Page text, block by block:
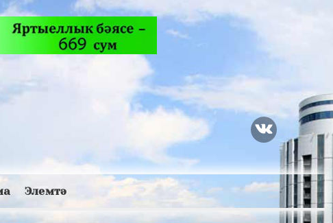
Элемтә